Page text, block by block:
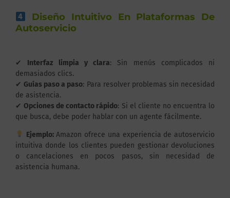
Diseño Intuitivo En Plataformas De
Autoservicio
✔ Interfaz limpia y clara: Sin menús complicados ni
demasiados clics.
✔Guías paso a paso: Para resolver problemas sin necesidad
de asistencia.
✔Opciones de contacto rápido: Si el cliente no encuentra lo
que busca, debe poder hablar con un agente fácilmente.
Ejemplo:Amazon ofrece una experiencia de autoservicio
intuitiva donde los clientes pueden gestionar devoluciones
o cancelaciones en pocos pasos, sin necesidad de
asistencia humana.